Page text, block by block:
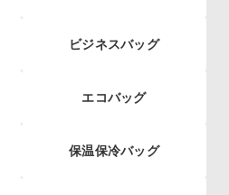
ビジネスバッグ
エコバッグ
保温保冷バッグ